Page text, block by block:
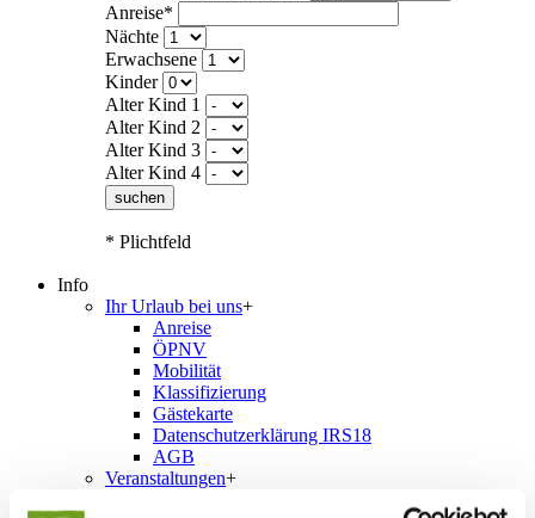
Anreise*
Nächte
Erwachsene
Kinder
Alter Kind 1
Alter Kind 2
Alter Kind 3
Alter Kind 4
suchen
* Plichtfeld
Info
Ihr Urlaub bei uns+
Anreise
ÖPNV
Mobilität
Klassifizierung
Gästekarte
Datenschutzerklärung IRS18
AGB
Veranstaltungen+